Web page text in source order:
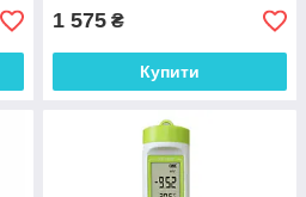
1 575 ₴
Купити